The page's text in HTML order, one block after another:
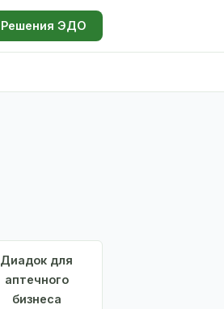
Решения ЭДО
Диадок для
аптечного
бизнеса